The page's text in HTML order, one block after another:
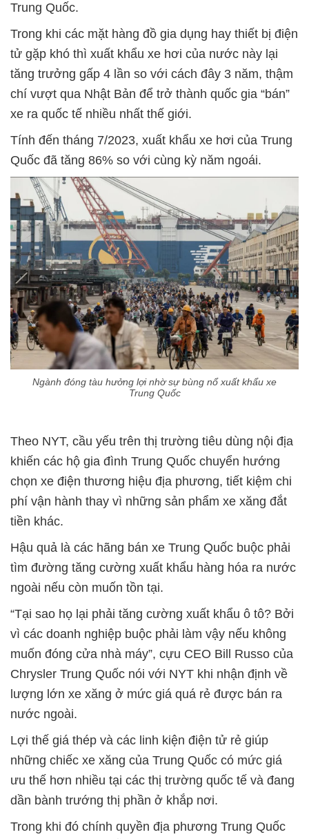
Trung Quốc.
Trong khi các mặt hàng đồ gia dụng hay thiết bị điện
tử gặp khó thì xuất khẩu xe hơi của nước này lại
tăng trưởng gấp 4 lần so với cách đây 3 năm, thậm
chí vượt qua Nhật Bản để trở thành quốc gia “bán”
xe ra quốc tế nhiều nhất thế giới.
Tính đến tháng 7/2023, xuất khẩu xe hơi của Trung
Quốc đã tăng 86% so với cùng kỳ năm ngoái.
Ngành đóng tàu hưởng lợi nhờ sự bùng nổ xuất khẩu xe
Trung Quốc
Theo NYT, cầu yếu trên thị trường tiêu dùng nội địa
khiến các hộ gia đình Trung Quốc chuyển hướng
chọn xe điện thương hiệu địa phương, tiết kiệm chi
phí vận hành thay vì những sản phẩm xe xăng đắt
tiền khác.
Hậu quả là các hãng bán xe Trung Quốc buộc phải
tìm đường tăng cường xuất khẩu hàng hóa ra nước
ngoài nếu còn muốn tồn tại.
“Tại sao họ lại phải tăng cường xuất khẩu ô tô? Bởi
vì các doanh nghiệp buộc phải làm vậy nếu không
muốn đóng cửa nhà máy”, cựu CEO Bill Russo của
Chrysler Trung Quốc nói với NYT khi nhận định về
lượng lớn xe xăng ở mức giá quá rẻ được bán ra
nước ngoài.
Lợi thế giá thép và các linh kiện điện tử rẻ giúp
những chiếc xe xăng của Trung Quốc có mức giá
ưu thế hơn nhiều tại các thị trường quốc tế và đang
dần bành trướng thị phần ở khắp nơi.
Trong khi đó chính quyền địa phương Trung Quốc